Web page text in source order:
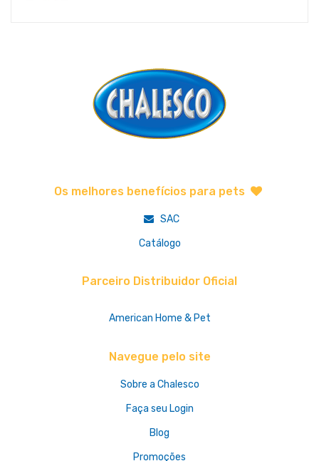
Os melhores benefícios para pets
SAC
Catálogo
Parceiro Distribuidor Oficial
American Home & Pet
Navegue pelo site
Sobre a Chalesco
Faça seu Login
Blog
Promoções